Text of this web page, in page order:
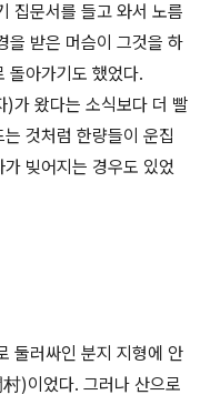
집문서를 들고 와서 노름
을 받은 머슴이 그것을 하
돌아가기도 했었다.
)가 왔다는 소식보다 더 빨
것처럼 한량들이 운집
빚어지는 경우도 있었
둘러싸인 분지 지형에 안
)이었다. 그러나 산으로